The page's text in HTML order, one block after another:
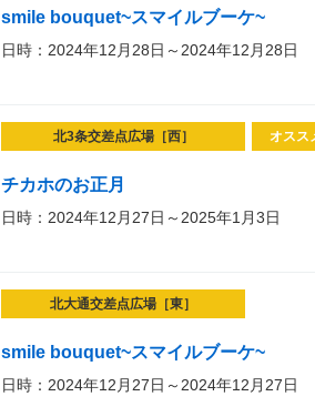
smile bouquet~スマイルブーケ~
日時：2024年12月28日～2024年12月28日
北3条交差点広場［西］ オスス
チカホのお正月
日時：2024年12月27日～2025年1月3日
北大通交差点広場［東］
smile bouquet~スマイルブーケ~
日時：2024年12月27日～2024年12月27日